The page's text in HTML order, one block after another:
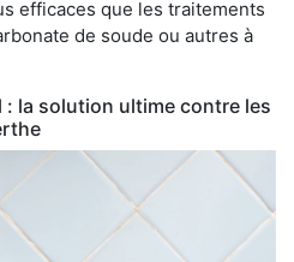
efficaces que les traitements
de soude ou autres à
la solution ultime contre les